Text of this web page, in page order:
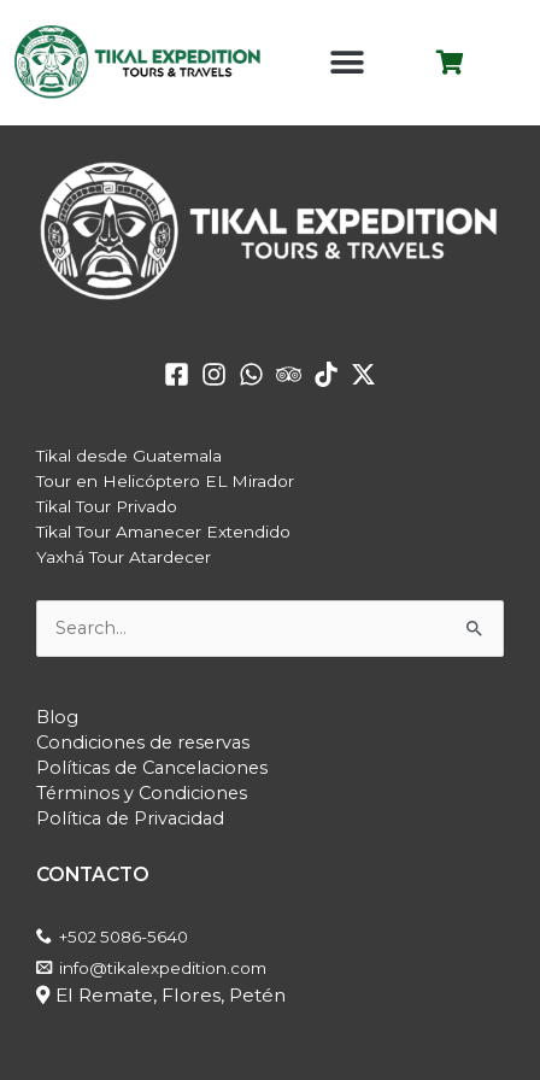
contenido
CARRO
Tikal desde Guatemala
Tour en Helicóptero EL Mirador
Tikal Tour Privado
Tikal Tour Amanecer Extendido
Yaxhá Tour Atardecer
Buscar
por:
Blog
Condiciones de reservas
Políticas de Cancelaciones
Términos y Condiciones
Política de Privacidad
CONTACTO
+502 5086-5640
info@tikalexpedition.com
El Remate, Flores, Petén